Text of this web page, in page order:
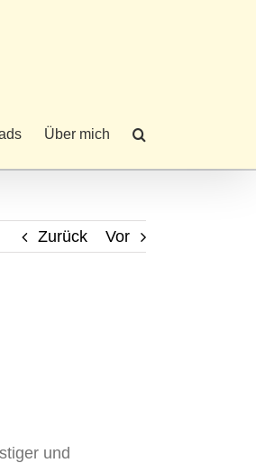
Über mich
Zurück Vor
und